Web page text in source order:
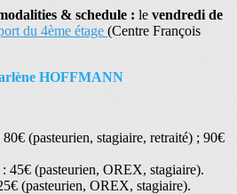
& schedule : le vendredi de
du 4ème étage (Centre François
HOFFMANN
(pasteurien, stagiaire, retraité) ; 90€
45€ (pasteurien, OREX, stagiaire).
(pasteurien, OREX, stagiaire).